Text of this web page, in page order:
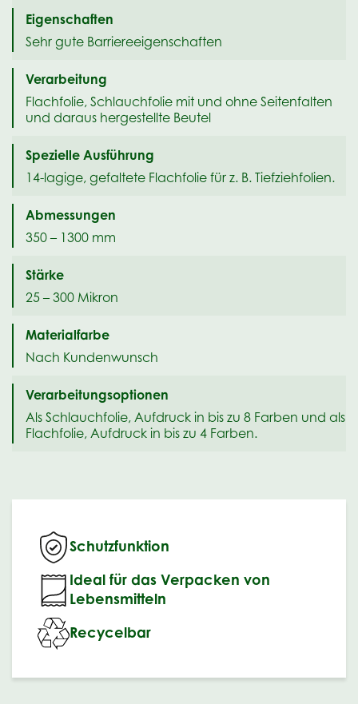
Eigenschaften
Sehr gute Barriereeigenschaften
Verarbeitung
Flachfolie, Schlauchfolie mit und ohne Seitenfalten
und daraus hergestellte Beutel
Spezielle Ausführung
14-lagige, gefaltete Flachfolie für z. B. Tiefziehfolien.
Abmessungen
350 – 1300 mm
Stärke
25 – 300 Mikron
Materialfarbe
Nach Kundenwunsch
Verarbeitungsoptionen
Als Schlauchfolie, Aufdruck in bis zu 8 Farben und als
Flachfolie, Aufdruck in bis zu 4 Farben.
Schutzfunktion
Ideal für das Verpacken von
Lebensmitteln
Recycelbar